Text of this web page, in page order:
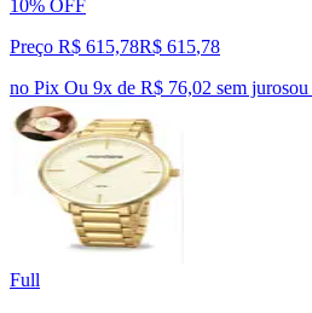
10% OFF
Preço R$ 615,78R$ 615,78
no Pix Ou 9x de R$ 76,02 sem jurosou
Full